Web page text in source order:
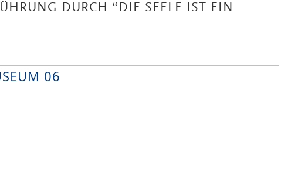
DURCH “DIE SEELE IST EIN